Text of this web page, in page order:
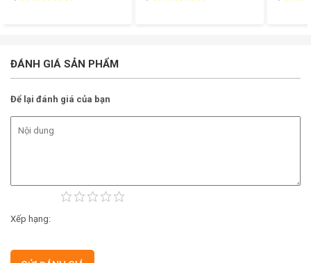
ĐÁNH GIÁ SẢN PHẨM
Để lại đánh giá của bạn
Xếp hạng: